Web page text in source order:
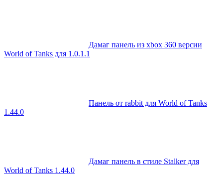
Дамаг панель из xbox 360 версии
World of Tanks для 1.0.1.1
Панель от rabbit для World of Tanks
1.44.0
Дамаг панель в стиле Stalker для
World of Tanks 1.44.0